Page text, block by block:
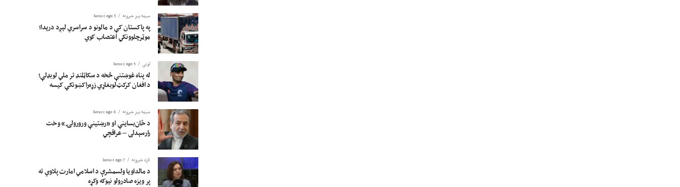
سیمه ییز خبرونه 5 hours ago
په پاکستان کې د مالونو د سراسري لېږد درېدا؛
موټرچلوونکي اعتصاب کوي
لوبی 5 hours ago
له پناه غوښتنې څخه د سکاټلنډ تر ملي لوبډلې؛
د افغان کرکټ‌لوبغاړي زړه‌راکښونکې کیسه
سیمه ییز خبرونه 6 hours ago
د ځان‌بساینې او «رښتینې ورورولۍ» وخت
رارسېدلی – عراقچي
تازه خبرونه 7 hours ago
د مالداویا ولسمشرې د اسلامي امارت پلاوي ته
پر ویزه صادرولو نیوکه وکړه